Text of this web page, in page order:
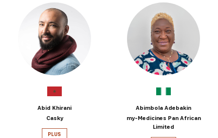
Abid Khirani
Casky
PLUS
Abimbola Adebakin
my-Medicines Pan African
Limited